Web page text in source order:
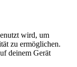
wird, um
zu ermöglichen.
deinem Gerät